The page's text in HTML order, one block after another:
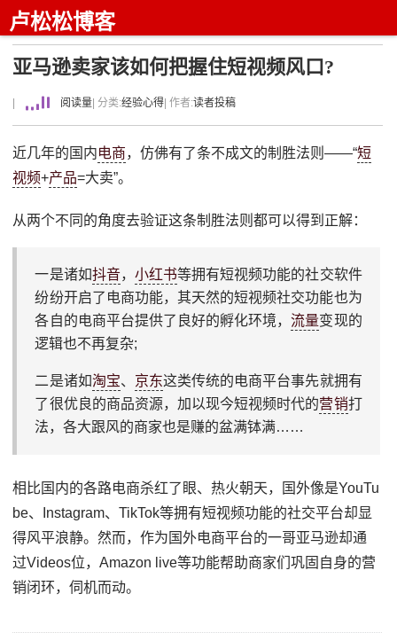
卢松松博客
亚马逊卖家该如何把握住短视频风口?
阅读量 | 分类:经验心得 | 作者:读者投稿
近几年的国内电商，仿佛有了条不成文的制胜法则——“短
视频+产品=大卖”。
从两个不同的角度去验证这条制胜法则都可以得到正解：
一是诸如抖音， 小红书等拥有短视频功能的社交软件
纷纷开启了电商功能，其天然的短视频社交功能也为
各自的电商平台提供了良好的孵化环境，流量变现的
逻辑也不再复杂;
二是诸如淘宝、 京东这类传统的电商平台事先就拥有
了很优良的商品资源，加以现今短视频时代的营销打
法，各大跟风的商家也是赚的盆满钵满……
相比国内的各路电商杀红了眼、热火朝天，国外像是YouTu
be、Instagram、TikTok等拥有短视频功能的社交平台却显
得风平浪静。然而，作为国外电商平台的一哥亚马逊却通
过Videos位，Amazon live等功能帮助商家们巩固自身的营
销闭环，伺机而动。